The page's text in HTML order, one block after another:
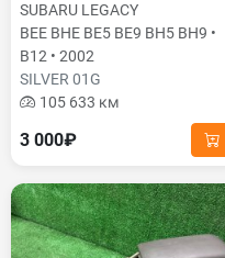
SUBARU LEGACY
BEE BHE BE5 BE9 BH5 BH9 •
B12 • 2002
SILVER 01G
105 633 км
3 000₽